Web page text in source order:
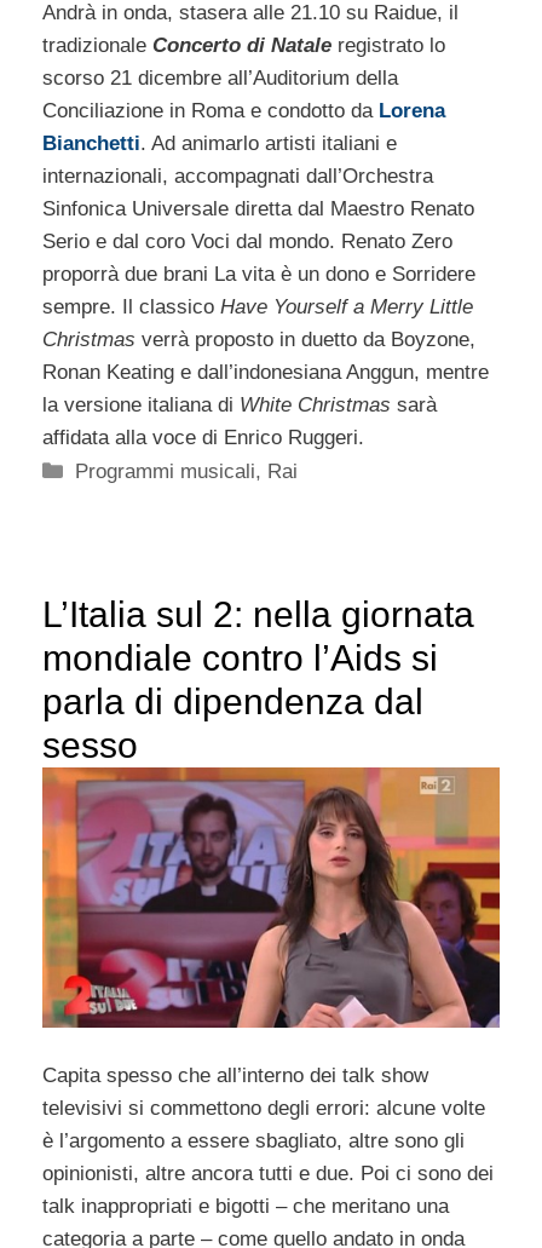
Andrà in onda, stasera alle 21.10 su Raidue, il
tradizionale Concerto di Natale registrato lo
scorso 21 dicembre all’Auditorium della
Conciliazione in Roma e condotto da Lorena
Bianchetti. Ad animarlo artisti italiani e
internazionali, accompagnati dall’Orchestra
Sinfonica Universale diretta dal Maestro Renato
Serio e dal coro Voci dal mondo. Renato Zero
proporrà due brani La vita è un dono e Sorridere
sempre. Il classico Have Yourself a Merry Little
Christmas verrà proposto in duetto da Boyzone,
Ronan Keating e dall’indonesiana Anggun, mentre
la versione italiana di White Christmas sarà
affidata alla voce di Enrico Ruggeri.
Categorie
Programmi musicali, Rai
L’Italia sul 2: nella giornata
mondiale contro l’Aids si
parla di dipendenza dal
sesso
Capita spesso che all’interno dei talk show
televisivi si commettono degli errori: alcune volte
è l’argomento a essere sbagliato, altre sono gli
opinionisti, altre ancora tutti e due. Poi ci sono dei
talk inappropriati e bigotti – che meritano una
categoria a parte – come quello andato in onda